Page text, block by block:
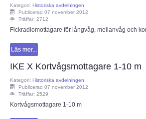
Kategori: Historiska avdelningen
Publicerad 07 november 2012
Träffar: 2712
Fickradiomottagare för långvåg, mellanvåg och
Läs mer...
IKE X Kortvågsmottagare 1-10 m
Kategori: Historiska avdelningen
Publicerad 07 november 2012
Träffar: 2529
Kortvågsmottagare 1-10 m